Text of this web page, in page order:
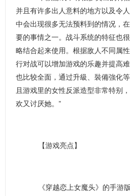
并且有许多出人意料的地方以及令
中会出现很多无法预料到的情况，
要的事情之一。战斗系统的特征也
略结合起来使用。根据敌人不同属
行对战可以增加游戏的乐趣并提高
也比较全面，通过升級、裝備強化
且游戏里的女性反派造型非常特别
欢又讨厌她。”
【游戏亮点】
《穿越恋上女魔头》的手游